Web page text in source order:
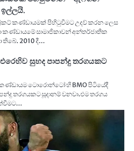
කණ්ඩායමක් පිහිටුවීමට උදව් කරන ලෙස
සාමාජිකාවන් අන්තර්ජාතික
2010 දී…
සුහද පාපන්දු තරගයකට
ටොරොන්ටෝ හි BMO පිටියේදී
තරගයකට සූදානම් වනවා.එම තරගය